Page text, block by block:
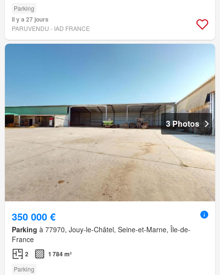
Parking
Il y a 27 jours
PARUVENDU - IAD FRANCE
3 Photos
350 000 €
Parking à 77970, Jouy-le-Châtel, Seine-et-Marne, Île-de-
France
2 1 784 m²
Parking